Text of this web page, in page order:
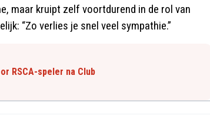
maar kruipt zelf voortdurend in de rol van
“Zo verlies je snel veel sympathie.”
RSCA-speler na Club